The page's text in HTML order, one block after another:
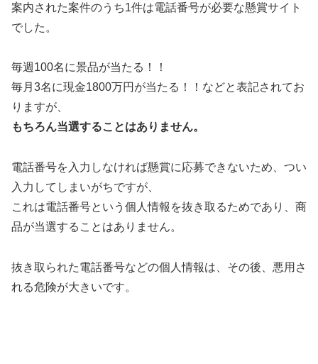
案内された案件のうち1件は電話番号が必要な懸賞サイト
でした。
毎週100名に景品が当たる！！
毎月3名に現金1800万円が当たる！！などと表記されてお
りますが、
もちろん当選することはありません。
電話番号を入力しなければ懸賞に応募できないため、つい
入力してしまいがちですが、
これは電話番号という個人情報を抜き取るためであり、商
品が当選することはありません。
抜き取られた電話番号などの個人情報は、その後、悪用さ
れる危険が大きいです。